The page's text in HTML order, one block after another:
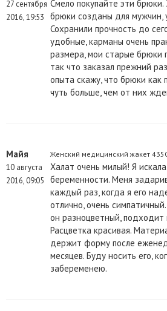
27 сентября
2016, 19:53
Смело покупайте эти
брюки созданы для мужчин,
Сохранили прочность до
удобные, карманы очень
размера, мои старые брюки
так что заказал прежний
опыта скажу, что брюки как
чуть больше, чем от них
Майя
10 августа
2016, 09:05
Женский медицинский жакет
Халат очень милый! Я
беременности. Меня
каждый раз, когда я его
отлично, очень
он разноцветный,
Расцветка красивая.
держит форму после
месяцев. Буду носить его,
забеременею.